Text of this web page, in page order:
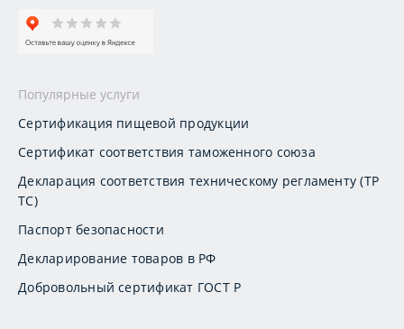
Популярные услуги
Сертификация пищевой продукции
Сертификат соответствия таможенного союза
Декларация соответствия техническому регламенту (ТР
ТС)
Паспорт безопасности
Декларирование товаров в РФ
Добровольный сертификат ГОСТ Р